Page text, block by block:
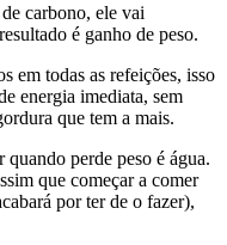
carbono, ele vai
é ganho de peso.
em todas as refeições, isso
energia imediata, sem
que tem a mais.
perde peso é água.
que começar a comer
por ter de o fazer),